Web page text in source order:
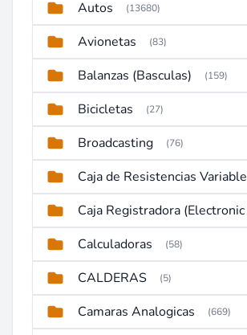
Autos (13680)
Avionetas (83)
Balanzas (Basculas) (159)
Bicicletas (27)
Broadcasting (76)
Caja de Resistencias Variable
Calculadoras (58)
CALDERAS (5)
Camaras Analogicas (669)